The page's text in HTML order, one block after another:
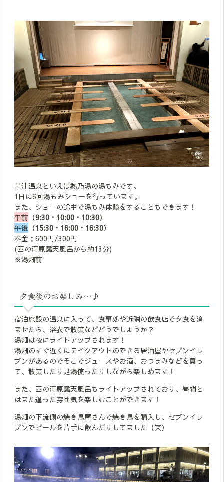
草津温泉といえば熱乃湯の湯もみです。
1日に6回湯もみショーを行っています。
また、ショーの途中で湯もみ体験をすることもできます！
午前 （9:30・10:00・10:30）
午後 （15:30・16:00・16:30）
料金：600円/300円
(西の河原露天風呂から約13分)
※湯畑前
夕食後のお楽しみ…♪
宿泊施設の温泉に入って、食事処や近隣の飲食店で夕食を済
ませたら、浴衣で散策などどうでしょうか？
湯畑は夜にライトアップされます！
湯畑のすぐ近くにテイクアウトのできる居酒屋やセブンイレ
ブンがあるのでそこでジュースやお酒、おつまみなどを買っ
て、散策したり足湯使ったりしながら楽しめます！
また、西の河原露天風呂もライトアップされており、昼間と
はまた違った雰囲気を楽しむことができます！
湯畑の下流側の焼き鳥屋さんで焼き鳥を購入し、セブンイレ
ブンでビールを片手に飲んだりしてました（笑）